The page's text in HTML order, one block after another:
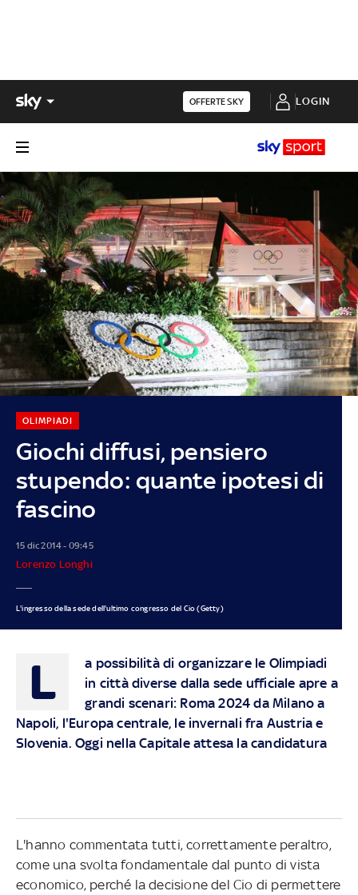
OFFERTE SKY LOGIN
Giochi diffusi, pensiero
stupendo: quante ipotesi di
fascino
OLIMPIADI
15 dic 2014 - 09:45
Lorenzo Longhi
L'ingresso della sede dell'ultimo congresso del Cio (Getty)
L
a possibilità di organizzare le Olimpiadi
in città diverse dalla sede ufficiale apre a
grandi scenari: Roma 2024 da Milano a
Napoli, l'Europa centrale, le invernali fra Austria e
Slovenia. Oggi nella Capitale attesa la candidatura
L'hanno commentata tutti, correttamente peraltro,
come una svolta fondamentale dal punto di vista
economico, perché la decisione del Cio di permettere